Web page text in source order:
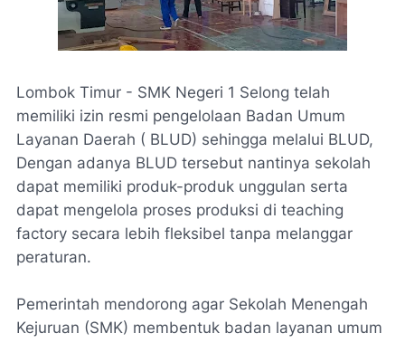
Lombok Timur - SMK Negeri 1 Selong telah
memiliki izin resmi pengelolaan Badan Umum
Layanan Daerah ( BLUD) sehingga melalui BLUD,
Dengan adanya BLUD tersebut nantinya sekolah
dapat memiliki produk-produk unggulan serta
dapat mengelola proses produksi di teaching
factory secara lebih fleksibel tanpa melanggar
peraturan.
Pemerintah mendorong agar Sekolah Menengah
Kejuruan (SMK) membentuk badan layanan umum